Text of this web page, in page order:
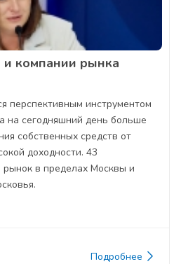
компании рынка
перспективным инструментом
на сегодняшний день больше
собственных средств от
доходности. 43
в пределах Москвы и
Подробнее